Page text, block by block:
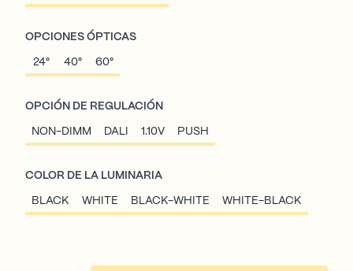
OPCIONES ÓPTICAS
24° 40° 60°
OPCIÓN DE REGULACIÓN
NON-DIMM DALI 1.10V PUSH
COLOR DE LA LUMINARIA
BLACK WHITE BLACK-WHITE WHITE-BLACK